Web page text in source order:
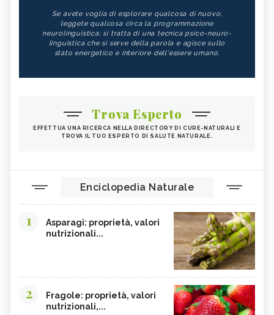
Se avete voglia di esplorare qualcosa di nuovo,
leggete qualcosa circa la programmazione
neurolinguistica; si tratta di una tecnica psico-neuro-
linguistica che si serve della parola e agisce sullo
stato energetico e interiore dell'essere umano.
Trova Esperto
EFFETTUA UNA RICERCA NELLA DIRECTORY DI CURE-NATURALI E
TROVA IL TUO ESPERTO DI SALUTE NATURALE.
Enciclopedia Naturale
1
Asparagi: proprietà, valori
nutrizionali...
2
Fragole: proprietà, valori
nutrizionali,...